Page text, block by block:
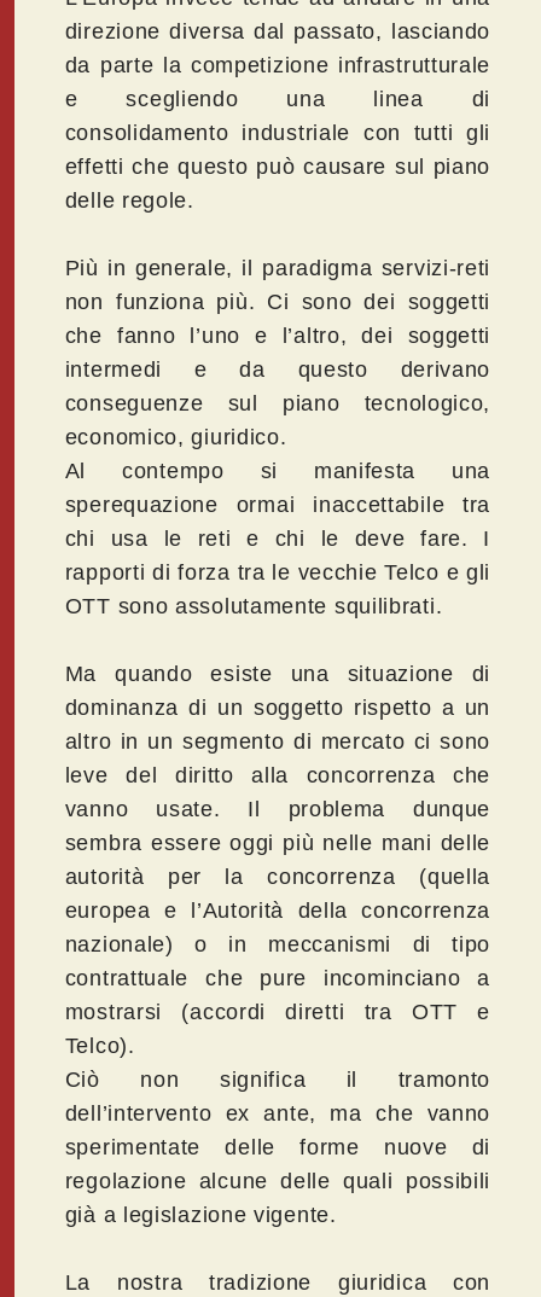
direzione diversa dal passato, lasciando
da parte la competizione infrastrutturale
e scegliendo una linea di
consolidamento industriale con tutti gli
effetti che questo può causare sul piano
delle regole.
Più in generale, il paradigma servizi-reti
non funziona più. Ci sono dei soggetti
che fanno l’uno e l’altro, dei soggetti
intermedi e da questo derivano
conseguenze sul piano tecnologico,
economico, giuridico.
Al contempo si manifesta una
sperequazione ormai inaccettabile tra
chi usa le reti e chi le deve fare. I
rapporti di forza tra le vecchie Telco e gli
OTT sono assolutamente squilibrati.
Ma quando esiste una situazione di
dominanza di un soggetto rispetto a un
altro in un segmento di mercato ci sono
leve del diritto alla concorrenza che
vanno usate. Il problema dunque
sembra essere oggi più nelle mani delle
autorità per la concorrenza (quella
europea e l’Autorità della concorrenza
nazionale) o in meccanismi di tipo
contrattuale che pure incominciano a
mostrarsi (accordi diretti tra OTT e
Telco).
Ciò non significa il tramonto
dell’intervento ex ante, ma che vanno
sperimentate delle forme nuove di
regolazione alcune delle quali possibili
già a legislazione vigente.
La nostra tradizione giuridica con